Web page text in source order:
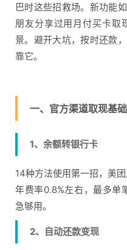
巴时这些招救场。新功能
朋友分享过用月付买卡取
景。避开大坑，按时还款
靠它。
一、官方渠道取现基
1、余额转银行卡
14种方法使用第一招，美
年费率0.8%左右，最多单
急够用。
2、自动还款变现